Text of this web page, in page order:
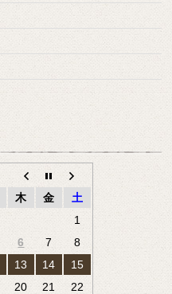
木 金
土
1
6 7
8
13 14
15
20 21
22